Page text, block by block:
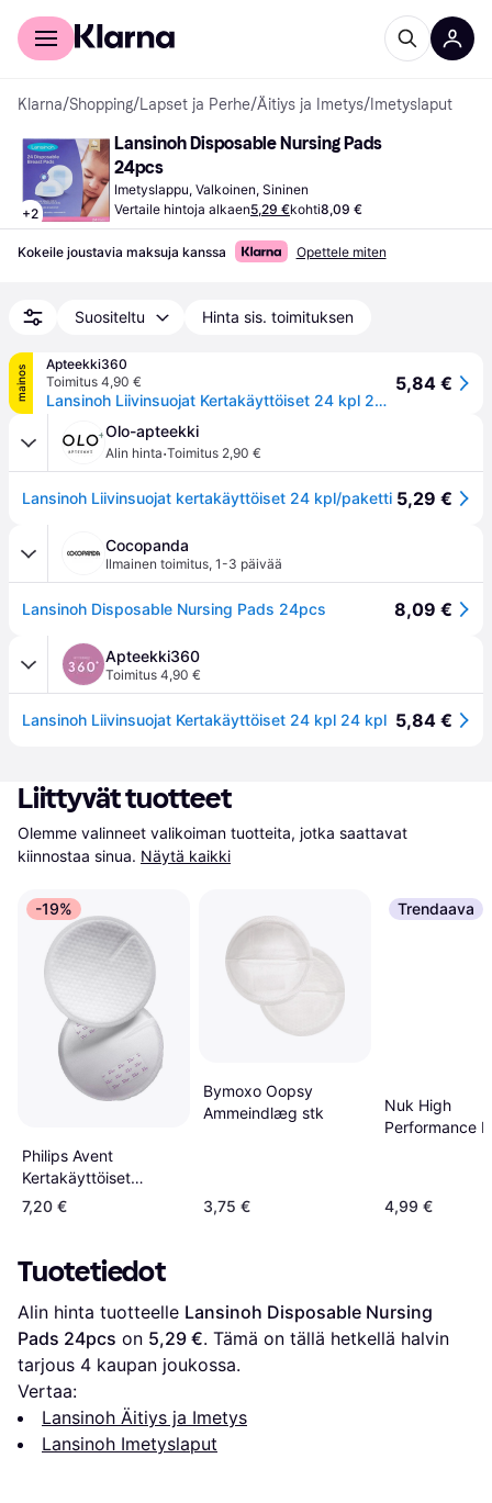
Kuluttajille
Klarna/Shopping/Lapset ja Perhe/Äitiys ja Imetys/ Imetyslaput
+2
Lansinoh Disposable Nursing Pads
24pcs
Imetyslappu, Valkoinen, Sininen
Vertaile hintoja alkaen5,29 €kohti8,09 €
Kokeile joustavia maksuja kanssa Opettele miten
Suositeltu Hinta sis. toimituksen
mainos
Apteekki360
Toimitus 4,90 €
Lansinoh Liivinsuojat Kertakäyttöiset 24 kpl 24 kpl
5,84 €
Olo-apteekki
Alin hinta·Toimitus 2,90 €
Lansinoh Liivinsuojat kertakäyttöiset 24 kpl/paketti 5,29 €
Cocopanda
Ilmainen toimitus, 1-3 päivää
Lansinoh Disposable Nursing Pads 24pcs 8,09 €
Apteekki360
Toimitus 4,90 €
Lansinoh Liivinsuojat Kertakäyttöiset 24 kpl 24 kpl 5,84 €
Liittyvät tuotteet
Olemme valinneet valikoiman tuotteita, jotka saattavat
kiinnostaa sinua. Näytä kaikki
-19%
Philips Avent
Kertakäyttöiset
imetystyynyt
SCF254/61 kpl
7,20 €
Bymoxo Oopsy
Ammeindlæg stk
3,75 €
Trendaava
Nuk High
Performance
4,99 €
Tuotetiedot
Alin hinta tuotteelle Lansinoh Disposable Nursing
Pads 24pcs on 5,29 €. Tämä on tällä hetkellä halvin
tarjous 4 kaupan joukossa.
Vertaa:
Lansinoh Äitiys ja Imetys
Lansinoh Imetyslaput